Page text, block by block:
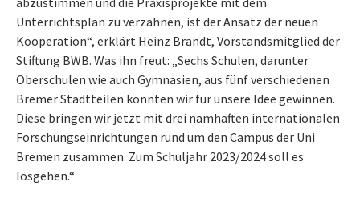
Unterrichtsplan zu verzahnen, ist der Ansatz der neuen
Kooperation“, erklärt Heinz Brandt, Vorstandsmitglied der
Stiftung BWB. Was ihn freut: „Sechs Schulen, darunter
Oberschulen wie auch Gymnasien, aus fünf verschiedenen
Bremer Stadtteilen konnten wir für unsere Idee gewinnen.
Diese bringen wir jetzt mit drei namhaften internationalen
Forschungseinrichtungen rund um den Campus der Uni
Bremen zusammen. Zum Schuljahr 2023/2024 soll es
losgehen.“